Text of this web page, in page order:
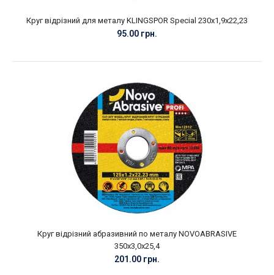
Круг відрізний для металу KLINGSPOR Special 230х1,9х22,23
95.00 грн.
Круг відрізний абразивний по металу NOVOABRASIVE
350х3,0х25,4
201.00 грн.